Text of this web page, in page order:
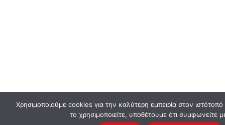
Χρησιμοποιούμε cookies για την καλύτερη εμπειρία στον
το χρησιμοποιείτε, υποθέτουμε ότι συμφωνείτε